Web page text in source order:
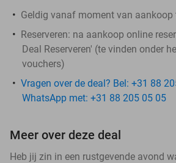
Geldig vanaf moment van
Reserveren: na aankoop online
Deal Reserveren' (te vinden onder
vouchers)
Vragen over de deal? Bel: +31 88
WhatsApp met: +31 88 205 05 05
Meer over deze deal
Heb jij zin in een rustgevende avond